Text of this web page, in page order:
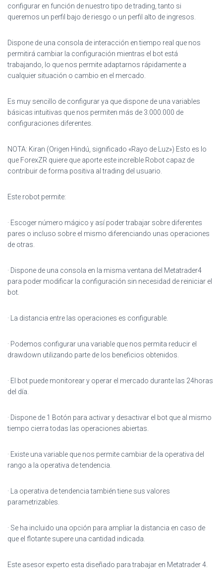
configurar en función de nuestro tipo de trading, tanto si
queremos un perfil bajo de riesgo o un perfil alto de ingresos.
Dispone de una consola de interacción en tiempo real que nos
permitirá cambiar la configuración mientras el bot está
trabajando, lo que nos permite adaptarnos rápidamente a
cualquier situación o cambio en el mercado.
Es muy sencillo de configurar ya que dispone de una variables
básicas intuitivas que nos permiten más de 3.000.000 de
configuraciones diferentes.
NOTA: Kiran (Origen Hindú, significado «Rayo de Luz») Esto es lo
que ForexZR quiere que aporte este increíble Robot capaz de
contribuir de forma positiva al trading del usuario.
Este robot permite:
· Escoger número mágico y así poder trabajar sobre diferentes
pares o incluso sobre el mismo diferenciando unas operaciones
de otras.
· Dispone de una consola en la misma ventana del Metatrader4
para poder modificar la configuración sin necesidad de reiniciar el
bot.
· La distancia entre las operaciones es configurable.
· Podemos configurar una variable que nos permita reducir el
drawdown utilizando parte de los beneficios obtenidos.
· El bot puede monitorear y operar el mercado durante las 24horas
del día.
· Dispone de 1 Botón para activar y desactivar el bot que al mismo
tiempo cierra todas las operaciones abiertas.
· Existe una variable que nos permite cambiar de la operativa del
rango a la operativa de tendencia.
· La operativa de tendencia también tiene sus valores
parametrizables.
· Se ha incluido una opción para ampliar la distancia en caso de
que el flotante supere una cantidad indicada.
Este asesor experto esta diseñado para trabajar en Metatrader 4.